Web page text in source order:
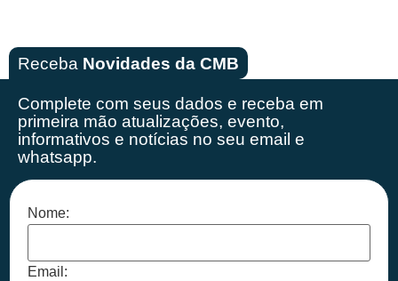
Receba Novidades da CMB
Complete com seus dados e receba em
primeira mão atualizações, evento,
informativos e notícias no seu email e
whatsapp.
Nome:
Email: